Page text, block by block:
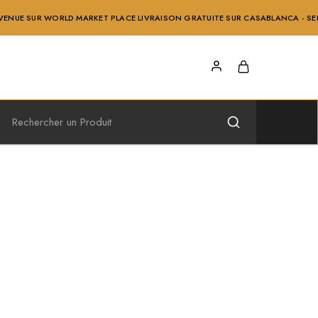
SUR WORLD MARKET PLACE LIVRAISON GRATUITE SUR CASABLANCA -